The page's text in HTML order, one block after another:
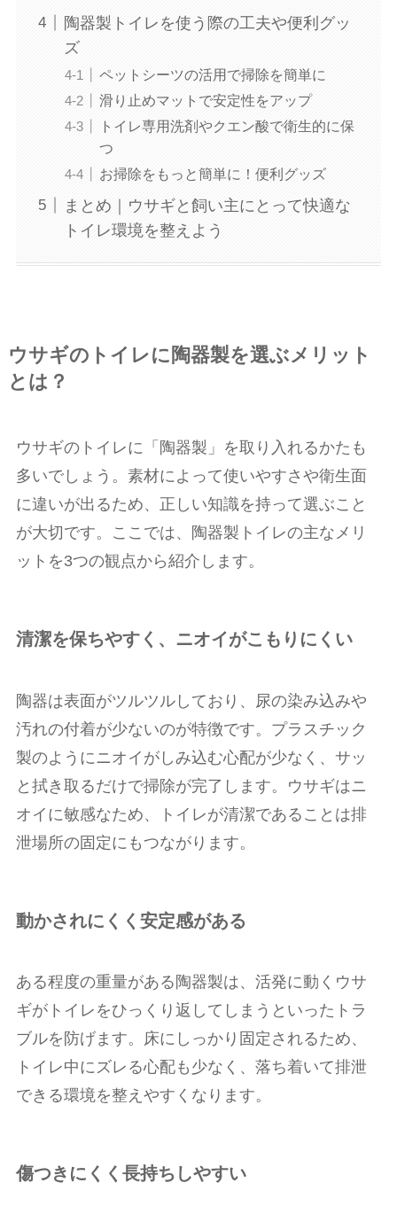
陶器製トイレを使う際の工夫や便利グッ
ズ
ペットシーツの活用で掃除を簡単に
滑り止めマットで安定性をアップ
トイレ専用洗剤やクエン酸で衛生的に保
つ
お掃除をもっと簡単に！便利グッズ
まとめ｜ウサギと飼い主にとって快適な
トイレ環境を整えよう
ウサギのトイレに陶器製を選ぶメリット
とは？
ウサギのトイレに「陶器製」を取り入れるかたも
多いでしょう。素材によって使いやすさや衛生面
に違いが出るため、正しい知識を持って選ぶこと
が大切です。ここでは、陶器製トイレの主なメリ
ットを3つの観点から紹介します。
清潔を保ちやすく、ニオイがこもりにくい
陶器は表面がツルツルしており、尿の染み込みや
汚れの付着が少ないのが特徴です。プラスチック
製のようにニオイがしみ込む心配が少なく、サッ
と拭き取るだけで掃除が完了します。ウサギはニ
オイに敏感なため、トイレが清潔であることは排
泄場所の固定にもつながります。
動かされにくく安定感がある
ある程度の重量がある陶器製は、活発に動くウサ
ギがトイレをひっくり返してしまうといったトラ
ブルを防げます。床にしっかり固定されるため、
トイレ中にズレる心配も少なく、落ち着いて排泄
できる環境を整えやすくなります。
傷つきにくく長持ちしやすい